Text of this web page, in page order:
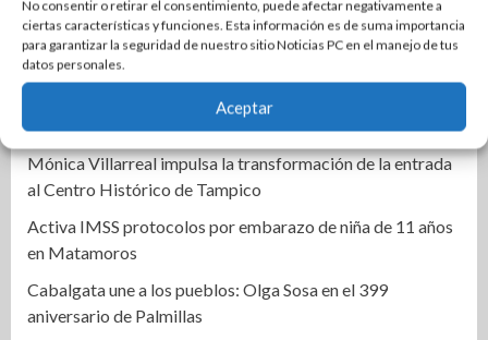
No consentir o retirar el consentimiento, puede afectar negativamente a
ciertas características y funciones. Esta información es de suma importancia
para garantizar la seguridad de nuestro sitio Noticias PC en el manejo de tus
datos personales.
Aceptar
Cantoral con una emotiva velada artística y cultural
Narro y De la Portilla cierran filas por Altamira
Llama Abraham Vargas a recuperar la confianza de la base
Mónica Villarreal impulsa la transformación de la entrada
al Centro Histórico de Tampico
Activa IMSS protocolos por embarazo de niña de 11 años
en Matamoros
Cabalgata une a los pueblos: Olga Sosa en el 399
aniversario de Palmillas